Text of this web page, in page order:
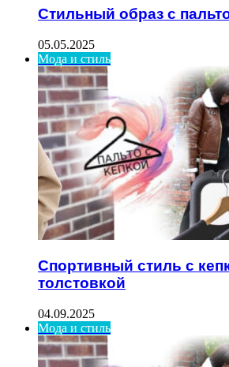
Стильный образ с
05.05.2025
Мода и стиль
Спортивный стиль с
толстовкой
04.09.2025
Мода и стиль